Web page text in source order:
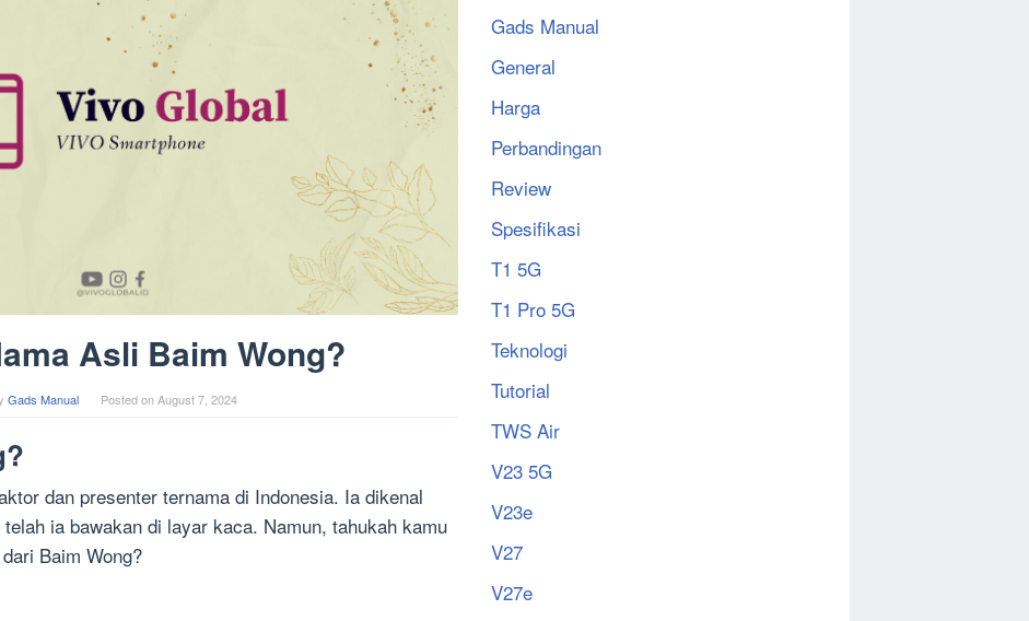
Asli Baim Wong?
Gads Manual Posted onAugust 7, 2024
dan presenter ternama di Indonesia. Ia dikenal
ia bawakan di layar kaca. Namun, tahukah kamu
Baim Wong?
Gads Manual
General
Harga
Perbandingan
Review
Spesifikasi
T1 5G
T1 Pro 5G
Teknologi
Tutorial
TWS Air
V23 5G
V23e
V27
V27e